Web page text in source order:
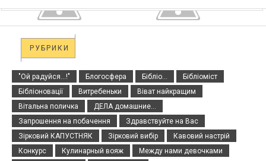
РУБРИКИ
"Ой радуйся...!" Блогосфера Бібліо...
Бібліоміст
Бібліоновації
Витребеньки
Віват найкращим
Вітальна поличка
ДЕЛА домашние...
Запрошення на побачення
Здравствуйте на Вас
Зірковий КАПУСТНЯК
Зірковий вибір
Кавовий настрій
Конкурс
Кулинарный вояж
Между нами девочками